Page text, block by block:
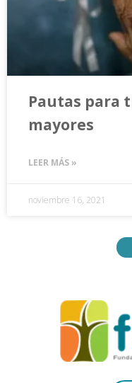
Pautas para
mayores
LEER MÁS »
noviembre 16, 2021